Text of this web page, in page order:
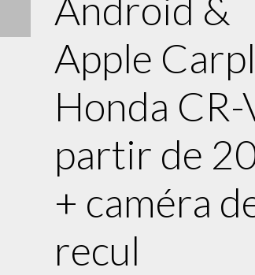
Apple
Honda CR-
partir de
+ caméra
recul